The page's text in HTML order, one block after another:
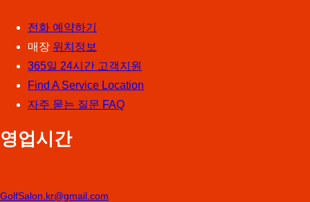
전화 예약하기
매장 위치정보
365일 24시간 고객지원
Find A Service Location
자주 묻는 질문 FAQ
영업시간
GolfSalon.kr@gmail.com